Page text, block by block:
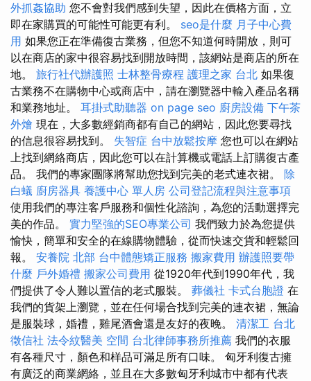
外抓姦協助 您不會對我們感到失望，因此在價格方面，立
即在家購買的可能性可能更有利。 seo是什麼 月子中心費
用 如果您正在準備復古業務，但您不知道何時開放，則可
以在商店的家中很容易找到開放時間，該網站是商店的所在
地。 旅行社代辦護照 士林整骨療程 護理之家 台北 如果復
古業務不在購物中心或商店中，請在瀏覽器中輸入產品名稱
和業務地址。 耳掛式助聽器 on page seo 廚房設備 下午茶
外燴 現在，大多數經銷商都有自己的網站，因此您要尋找
的信息很容易找到。 失智症 台中放鬆按摩 您也可以在網站
上找到網絡商店，因此您可以在計算機或電話上訂購復古產
品。 我們的專家團隊將幫助您找到完美的老式連衣裙。 除
白蟻 廚房器具 養護中心 單人房 公司登記流程與注意事項
使用我們的專注客戶服務和個性化諮詢，為您的活動選擇完
美的作品。 實力堅強的SEO專業公司 我們致力於為您提供
愉快，簡單和安全的在線購物體驗，從而快速交貨和輕鬆回
報。 安養院 北部 台中體態矯正服務 搬家費用 辦護照要帶
什麼 戶外婚禮 搬家公司費用 從1920年代到1990年代，我
們提供了令人難以置信的老式服裝。 葬儀社 卡式台胞證 在
我們的貨架上瀏覽，並在任何場合找到完美的連衣裙，無論
是服裝球，婚禮，雞尾酒會還是友好的夜晚。 清潔工 台北
徵信社 法令紋醫美 空間 台北律師事務所推薦 我們的衣服
有各種尺寸，顏色和样品可滿足所有口味。 匈牙利復古擁
有廣泛的商業網絡，並且在大多數匈牙利城市中都有代表